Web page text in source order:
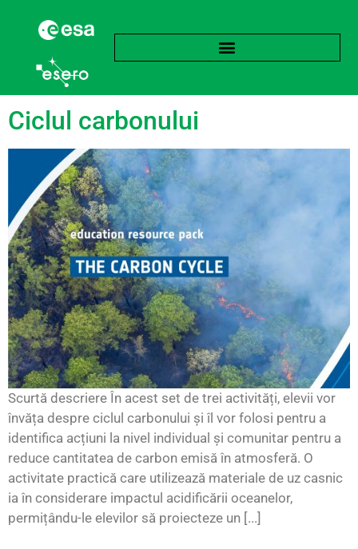
Etichetă:Permafrost
Ciclul carbonului
Scurtă descriere În acest set de trei activități, elevii vor
învăța despre ciclul carbonului și îl vor folosi pentru a
identifica acțiuni la nivel individual și comunitar pentru a
reduce cantitatea de carbon emisă în atmosferă. O
activitate practică care utilizează materiale de uz casnic
ia în considerare impactul acidificării oceanelor,
permițându-le elevilor să proiecteze un [...]